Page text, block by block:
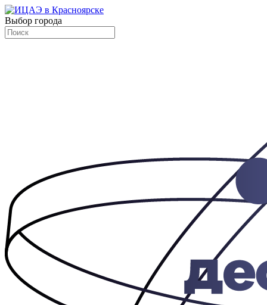
Выбор города